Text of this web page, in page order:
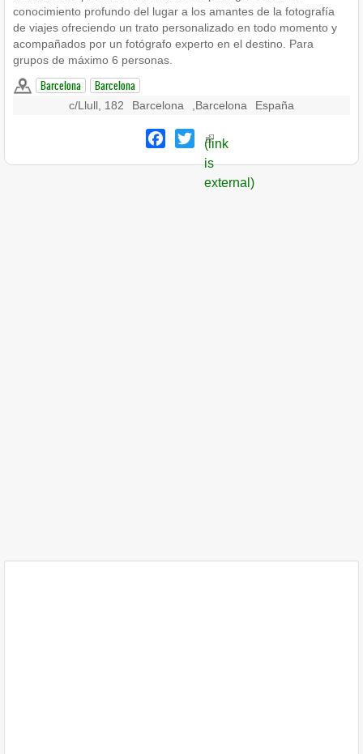
conocimiento profundo del lugar a los amantes de la fotografía
de viajes ofreciendo un trato personalizado en todo momento y
acompañados por un fotógrafo experto en el destino. Para
grupos de máximo 6 personas.
Barcelona Barcelona
c/Llull, 182 Barcelona Barcelona España
Facebook
Twitter
(link
is
external)